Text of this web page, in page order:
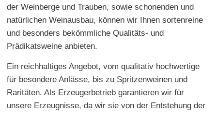
der Weinberge und Trauben, sowie schonenden und
natürlichen Weinausbau, können wir Ihnen sortenreine
und besonders bekömmliche Qualitäts- und
Prädikatsweine anbieten.
Ein reichhaltiges Angebot, vom qualitativ hochwertige
für besondere Anlässe, bis zu Spritzenweinen und
Raritäten. Als Erzeugerbetrieb garantieren wir für
unsere Erzeugnisse, da wir sie von der Entstehung der